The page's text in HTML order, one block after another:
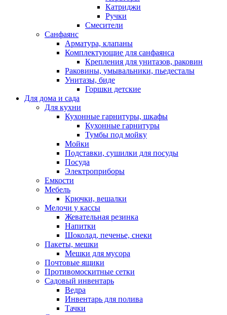
Катриджи
Ручки
Смесители
Санфаянс
Арматура, клапаны
Комплектующие для санфаянса
Крепления для унитазов, раковин
Раковины, умывальники, пьедесталы
Унитазы, биде
Горшки детские
Для дома и сада
Для кухни
Кухонные гарнитуры, шкафы
Кухонные гарнитуры
Тумбы под мойку
Мойки
Подставки, сушилки для посуды
Посуда
Электроприборы
Емкости
Мебель
Крючки, вешалки
Мелочи у кассы
Жевательная резинка
Напитки
Шоколад, печенье, снеки
Пакеты, мешки
Мешки для мусора
Почтовые ящики
Противомоскитные сетки
Садовый инвентарь
Ведра
Инвентарь для полива
Тачки